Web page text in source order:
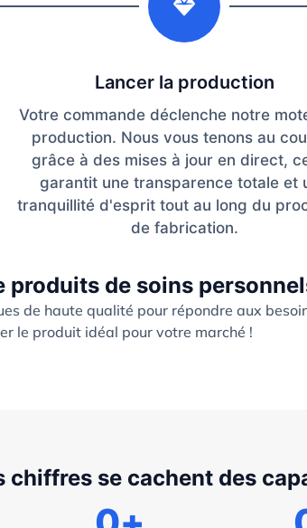
Lancer la production
Votre commande déclenche notre
production. Nous vous tenons au
grâce à des mises à jour en direct,
garantit une transparence totale et
tranquillité d'esprit tout au long du
de fabrication.
de soins
de haute qualité pour répondre aux
le produit idéal pour votre marché !
chiffres se cachent des